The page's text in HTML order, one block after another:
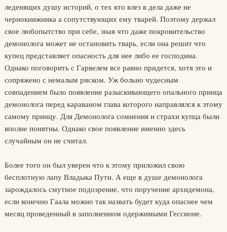
леденящих душу историй, о тех кто влез в дела даже не
чернокнижника а сопутствующих ему тварей. Поэтому держал
свое любопытство при себе, зная что даже покровительство
демонолога может не остановить тварь, если она решит что
купец представляет опасность для нее либо ее господина.
Однако поговорить с Гарвелем все равно придется, хотя это и
сопряжено с немалым риском. Уж больно чудесным
совпадением было появление разыскивающего опального принца
демонолога перед караваном глава которого направлялся к этому
самому принцу. Для Демонолога сомнения и страхи купца были
вполне понятны. Однако свое появление именно здесь
случайным он не считал.
Более того он был уверен что к этому приложил свою
бесплотную лапу Владыка Пути. А еще в душе демонолога
зарождалось смутное подозрение, что поручение архидемона,
если конечно Гаала можно так назвать будет куда опаснее чем
месяц проведенный в заполненном одержимыми Гессионе.